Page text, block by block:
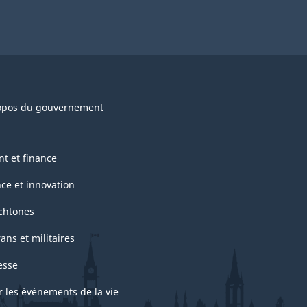
du gouvernement
et finance
et innovation
et militaires
les événements de la vie